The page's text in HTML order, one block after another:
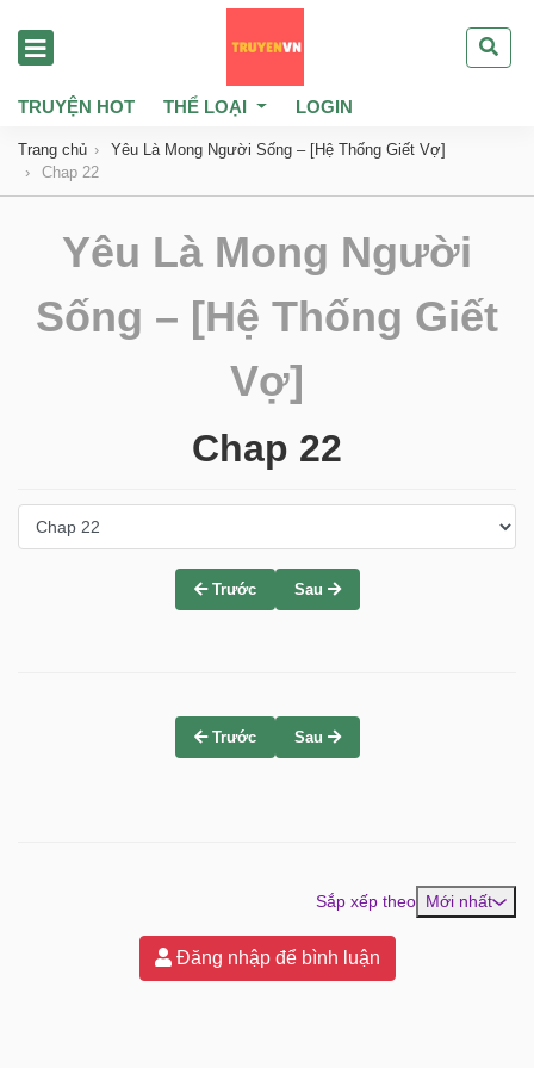
TRUYỆN HOT THỂ LOẠI LOGIN
Trang chủ
Yêu Là Mong Người Sống – [Hệ Thống Giết Vợ]
Chap 22
Yêu Là Mong Người
Sống – [Hệ Thống Giết
Vợ]
Chap 22
Trước Sau
Trước Sau
Sắp xếp theo Mới nhất
Đăng nhập để bình luận